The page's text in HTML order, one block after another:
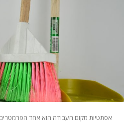
אסתטיות מקום העבודה הוא אחד